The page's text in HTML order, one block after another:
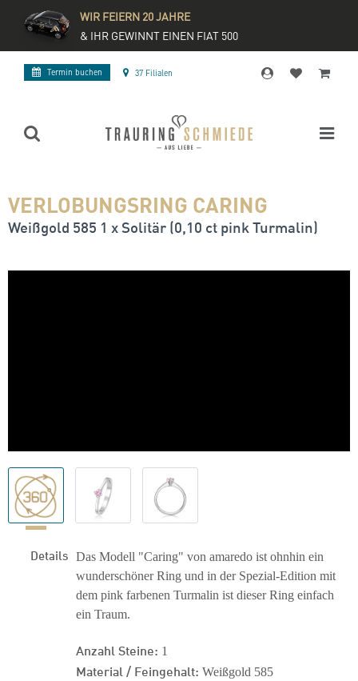
WIR FEIERN 20 JAHRE
& IHR GEWINNT EINEN FIAT 500
Termin buchen 37 Filialen
VERLOBUNGSRING CARING
Weißgold 585 1 x Solitär (0,10 ct pink Turmalin)
Details Das Modell "Caring" von amaredo ist ohnhin ein
wunderschöner Ring und in der Spezial-Edition mit
dem pink farbenen Turmalin ist dieser Ring einfach
ein Traum.
Anzahl Steine: 1
Material / Feingehalt: Weißgold 585